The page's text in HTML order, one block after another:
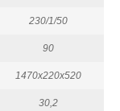
230/1/50
90
1470x220x520
30,2